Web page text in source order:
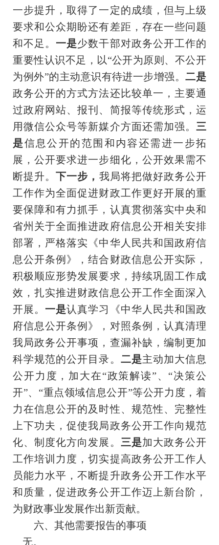
一步提升，取得了一定的成绩，但与上级
要求和公众期盼还有差距，存在一些问题
和不足。 一是少数干部对政务公开工作的
重要性认识不足，以“公开为原则、不公开
为例外”的主动意识有待进一步增强。二是
政务公开的方式方法还比较单一，主要通
过政府网站、报刊、简报等传统形式，运
用微信公众号等新媒介方面还需加强。 三
是信息公开的范围和内容还需进一步拓
展，公开要求进一步细化，公开效果需不
断提升。下一步， 我局将把做好政务公开
工作作为全面促进财政工作更好开展的重
要保障和有力抓手，认真贯彻落实中央和
省州关于全面推进政府信息公开相关安排
部署，严格落实《中华人民共和国政府信
息公开条例》，结合财政信息公开实际，
积极顺应形势发展要求，持续巩固工作成
效，扎实推进财政信息公开工作全面深入
开展。 一是认真学习《中华人民共和国政
府信息公开条例》，对照条例，认真清理
我局政务公开事项，查漏补缺，编制更加
科学规范的公开目录。 二是主动加大信息
公开力度， 加大在“政策解读”、“决策公
开”、“重点领域信息公开”等公开力度， 着
力在信息公开的及时性、规范性、完整性
上下功夫，促使我局政务公开工作向规范
化、制度化方向发展。 三是加大政务公开
工作培训力度，切实提高政务公开工作人
员能力水平，不断提升政务公开工作水平
和质量，促进政务公开工作迈上新台阶，
为财政事业发展作出新贡献。
六、其他需要报告的事项
无。